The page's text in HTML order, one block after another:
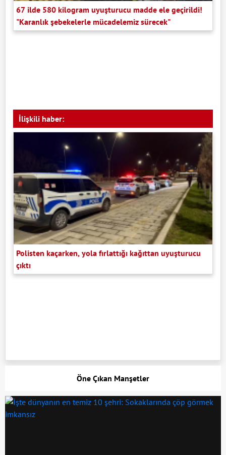
67 ilde 580 kilogram uyuşturucu madde ele geçirildi!
"Karanlık şebekelerle mücadelemiz sürecek"
İlişkili haber:
Polisten kaçarken, yola fırlattığı kağıttan uyuşturucu
çıktı
Öne Çıkan Manşetler